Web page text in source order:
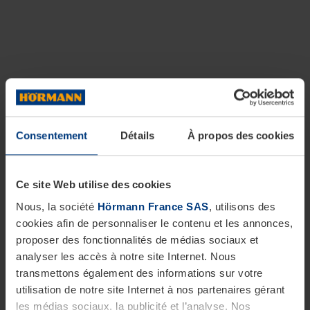
Consentement Détails À propos des cookies
Ce site Web utilise des cookies
Nous, la société Hörmann France SAS, utilisons des
cookies afin de personnaliser le contenu et les annonces,
proposer des fonctionnalités de médias sociaux et
analyser les accès à notre site Internet. Nous
transmettons également des informations sur votre
utilisation de notre site Internet à nos partenaires gérant
les médias sociaux, la publicité et l’analyse. Nos